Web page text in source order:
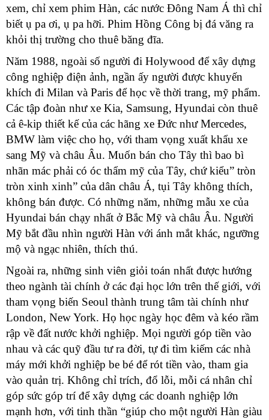
xem, chỉ xem phim Hàn, các nước Đông Nam Á thì chỉ
biết ụ pa ơi, ụ pa hỡi. Phim Hồng Công bị đá văng ra
khỏi thị trường cho thuê băng đĩa.
Năm 1988, ngoài số người đi Holywood để xây dựng
công nghiệp điện ảnh, ngần ấy người được khuyến
khích đi Milan và Paris để học về thời trang, mỹ phẩm.
Các tập đoàn như xe Kia, Samsung, Hyundai còn thuê
cả ê-kip thiết kế của các hãng xe Đức như Mercedes,
BMW làm việc cho họ, với tham vọng xuất khẩu xe
sang Mỹ và châu Âu. Muốn bán cho Tây thì bao bì
nhãn mác phải có óc thẩm mỹ của Tây, chứ kiểu” tròn
tròn xinh xinh” của dân châu Á, tụi Tây không thích,
không bán được. Có những năm, những mẫu xe của
Hyundai bán chạy nhất ở Bắc Mỹ và châu Âu. Người
Mỹ bắt đầu nhìn người Hàn với ánh mắt khác, ngưỡng
mộ và ngạc nhiên, thích thú.
Ngoài ra, những sinh viên giỏi toán nhất được hướng
theo ngành tài chính ở các đại học lớn trên thế giới, với
tham vọng biến Seoul thành trung tâm tài chính như
London, New York. Họ học ngày học đêm và kéo rầm
rập về đất nước khởi nghiệp. Mọi người góp tiền vào
nhau và các quỹ đầu tư ra đời, tự đi tìm kiếm các nhà
máy mới khởi nghiệp be bé để rót tiền vào, tham gia
vào quản trị. Không chỉ trích, đổ lỗi, mỗi cá nhân chỉ
góp sức góp trí để xây dựng các doanh nghiệp lớn
mạnh hơn, với tinh thần “giúp cho một người Hàn giàu